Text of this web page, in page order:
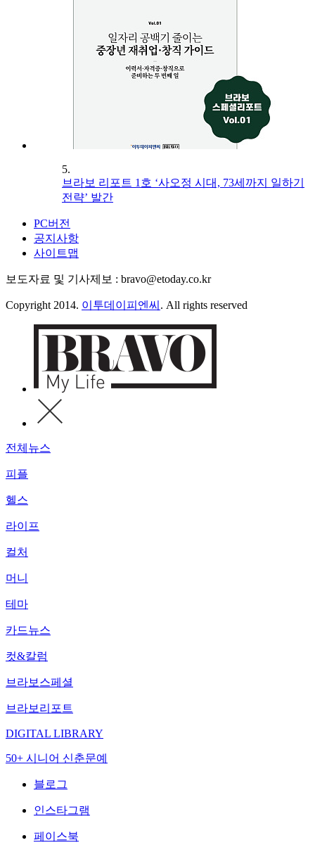
5.
브라보 리포트 1호 ‘사오정 시대, 73세까지 일하기
전략’ 발간
PC버전
공지사항
사이트맵
보도자료 및 기사제보 : bravo@etoday.co.kr
Copyright 2014. 이투데이피엔씨 . All rights reserved
전체뉴스
피플
헬스
라이프
컬처
머니
테마
카드뉴스
컷&칼럼
브라보스페셜
브라보리포트
DIGITAL LIBRARY
50+ 시니어 신춘문예
블로그
인스타그램
페이스북